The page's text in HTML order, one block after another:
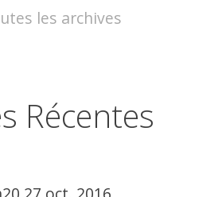
les archives
Récentes